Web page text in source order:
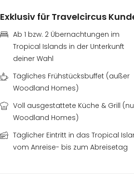
Exklusiv für Travelcircus
Ab 1 bzw. 2 Übernachtungen im
Tropical Islands in der Unterkunft
deiner Wahl
Tägliches Frühstücksbuffet (außer
Woodland Homes)
Voll ausgestattete Küche & Grill
Woodland Homes)
Täglicher Eintritt in das Tropical
vom Anreise- bis zum Abreisetag